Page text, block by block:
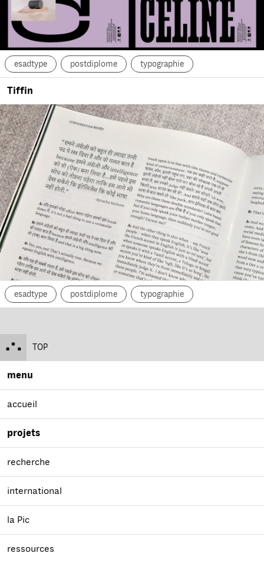
esadtype postdiplome typographie
Tiffin
esadtype postdiplome typographie
TOP
menu
accueil
projets
recherche
international
la Pic
ressources